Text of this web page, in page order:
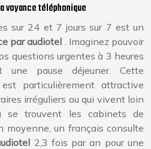
téléphonique
sur 24 et 7 jours sur 7 est un
par audiotel . Imaginez pouvoir
questions urgentes à 3 heures
pause déjeuner. Cette
particulièrement attractive
irréguliers ou qui vivent loin
se trouvent les cabinets de
moyenne, un français consulte
2,3 fois par an pour une